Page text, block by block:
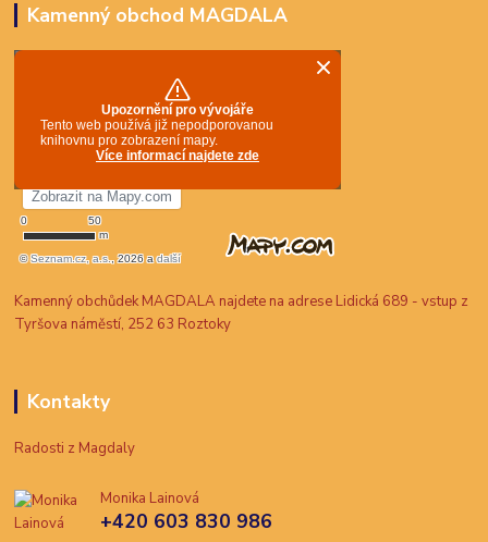
Kamenný obchod MAGDALA
Kamenný obchůdek MAGDALA najdete na adrese Lidická 689 - vstup z
Tyršova náměstí, 252 63 Roztoky
Kontakty
Radosti z Magdaly
Monika Lainová
+420 603 830 986